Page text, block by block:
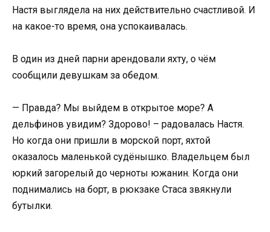
Настя выглядела на них действительно счастливой. И
на какое-то время, она успокаивалась.
В один из дней парни арендовали яхту, о чём
сообщили девушкам за обедом.
— Правда? Мы выйдем в открытое море? А
дельфинов увидим? Здорово! – радовалась Настя.
Но когда они пришли в морской порт, яхтой
оказалось маленькой судёнышко. Владельцем был
юркий загорелый до черноты южанин. Когда они
поднимались на борт, в рюкзаке Стаса звякнули
бутылки.